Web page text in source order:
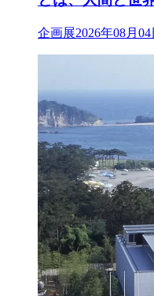
企画展2026年08月04